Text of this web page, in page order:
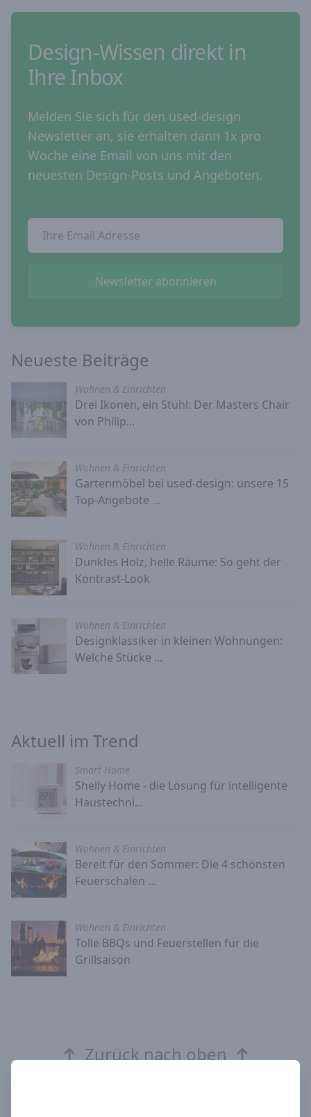
Design-Wissen direkt in
Ihre Inbox
Melden Sie sich für den used-design
Newsletter an, sie erhalten dann 1x pro
Woche eine Email von uns mit den
neuesten Design-Posts und Angeboten.
Email Addresse
Newsletter abonnieren
Neueste Beiträge
Wohnen & Einrichten
Drei Ikonen, ein Stuhl: Der Masters Chair
von Philip...
Wohnen & Einrichten
Gartenmöbel bei used-design: unsere 15
Top-Angebote ...
Wohnen & Einrichten
Dunkles Holz, helle Räume: So geht der
Kontrast-Look
Wohnen & Einrichten
Designklassiker in kleinen Wohnungen:
Welche Stücke ...
Aktuell im Trend
Smart Home
Shelly Home - die Lösung für intelligente
Haustechni...
Wohnen & Einrichten
Bereit für den Sommer: Die 4 schönsten
Feuerschalen ...
Wohnen & Einrichten
Tolle BBQs und Feuerstellen für die
Grillsaison
Zurück nach oben